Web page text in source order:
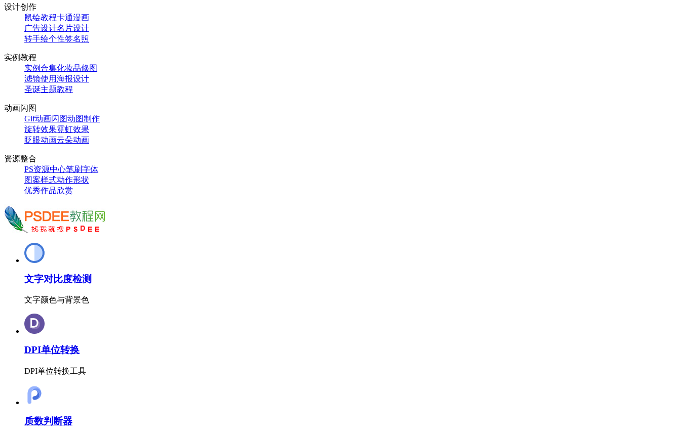
设计创作
鼠绘教程卡通漫画
广告设计名片设计
转手绘个性签名照
实例教程
实例合集化妆品修图
滤镜使用海报设计
圣诞主题教程
动画闪图
Gif动画闪图动图制作
旋转效果霓虹效果
眨眼动画云朵动画
资源整合
PS资源中心笔刷字体
图案样式动作形状
优秀作品欣赏
文字对比度检测
文字颜色与背景色
DPI单位转换
DPI单位转换工具
质数判断器